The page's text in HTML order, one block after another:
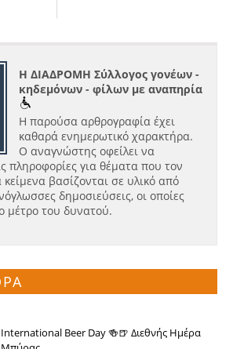
Η ΔΙΑΔΡΟΜΗ Σύλλογος γονέων -
κηδεμόνων - φίλων με αναπηρία
Η παρούσα αρθρογραφία έχει
καθαρά ενημερωτικό χαρακτήρα.
Ο αναγνώστης οφείλει να
πληροφορίες για θέματα που τον
βασίζονται σε υλικό από
δημοσιεύσεις, οι οποίες
μέτρο του δυνατού.
International Beer Day 🍻🍺 Διεθνής Ημέρα